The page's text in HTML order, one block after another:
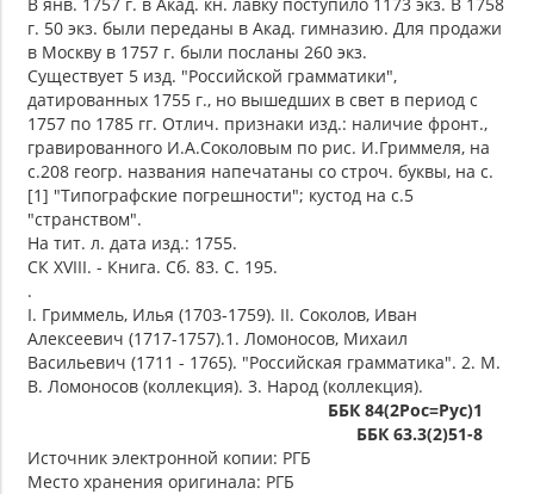
г. 50 экз. были переданы в Акад. гимназию. Для продажи
в Москву в 1757 г. были посланы 260 экз.
Существует 5 изд. "Российской грамматики",
датированных 1755 г., но вышедших в свет в период с
1757 по 1785 гг. Отлич. признаки изд.: наличие фронт.,
гравированного И.А.Соколовым по рис. И.Гриммеля, на
с.208 геогр. названия напечатаны со строч. буквы, на c.
[1] "Типографские погрешности"; кустод на с.5
"странством".
На тит. л. дата изд.: 1755.
СК XVIII. - Книга. Сб. 83. С. 195.
.
I. Гриммель, Илья (1703-1759). II. Соколов, Иван
Алексеевич (1717-1757).1. Ломоносов, Михаил
Васильевич (1711 - 1765). "Российская грамматика". 2. М.
В. Ломоносов (коллекция). 3. Народ (коллекция).
ББК 84(2Рос=Рус)1
ББК 63.3(2)51-8
Источник электронной копии: РГБ
Место хранения оригинала: РГБ